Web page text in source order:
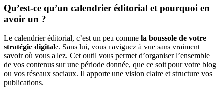
Qu’est-ce qu’un calendrier éditorial et pourquoi en
avoir un ?
Le calendrier éditorial, c’est un peu comme la boussole de votre
stratégie digitale. Sans lui, vous naviguez à vue sans vraiment
savoir où vous allez. Cet outil vous permet d’organiser l’ensemble
de vos contenus sur une période donnée, que ce soit pour votre blog
ou vos réseaux sociaux. Il apporte une vision claire et structure vos
publications.